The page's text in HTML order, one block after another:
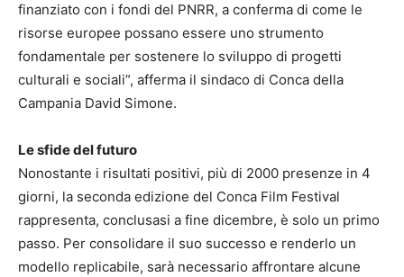
finanziato con i fondi del PNRR, a conferma di come le
risorse europee possano essere uno strumento
fondamentale per sostenere lo sviluppo di progetti
culturali e sociali”, afferma il sindaco di Conca della
Campania David Simone.
Le sfide del futuro
Nonostante i risultati positivi, più di 2000 presenze in 4
giorni, la seconda edizione del Conca Film Festival
rappresenta, conclusasi a fine dicembre, è solo un primo
passo. Per consolidare il suo successo e renderlo un
modello replicabile, sarà necessario affrontare alcune